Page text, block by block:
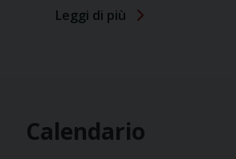
Leggi di più
Calendario